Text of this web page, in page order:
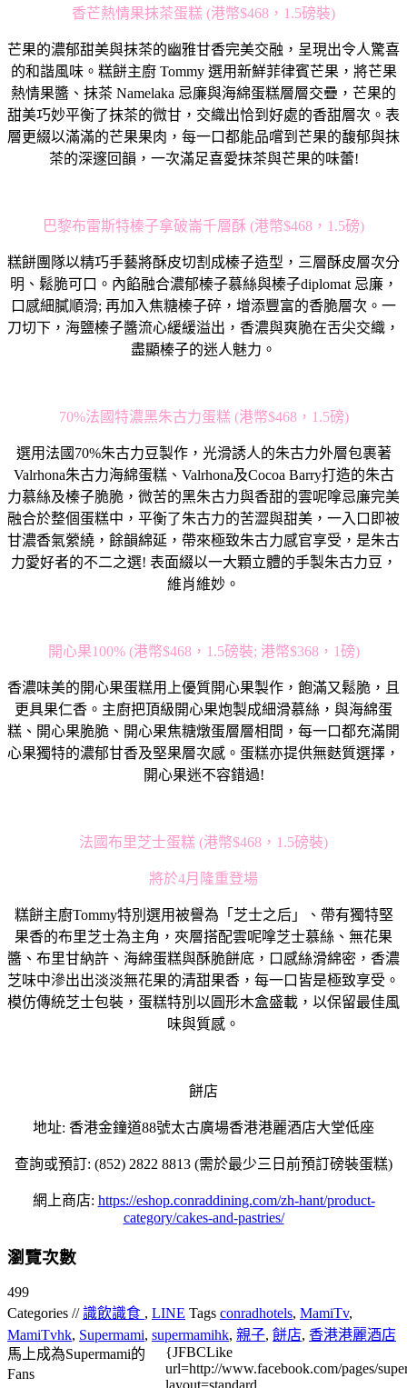
香芒熱情果抹茶蛋糕 (港幣$468，1.5磅裝)
芒果的濃郁甜美與抹茶的幽雅甘香完美交融，呈現出令人驚喜
的和諧風味。糕餅主廚 Tommy 選用新鮮菲律賓芒果，將芒果
熱情果醬、抹茶 Namelaka 忌廉與海綿蛋糕層層交疊，芒果的
甜美巧妙平衡了抹茶的微甘，交織出恰到好處的香甜層次。表
層更綴以滿滿的芒果果肉，每一口都能品嚐到芒果的馥郁與抹
茶的深邃回韻，一次滿足喜愛抹茶與芒果的味蕾!
巴黎布雷斯特榛子拿破崙千層酥 (港幣$468，1.5磅)
糕餅團隊以精巧手藝將酥皮切割成榛子造型，三層酥皮層次分
明、鬆脆可口。內餡融合濃郁榛子慕絲與榛子diplomat 忌廉，
口感細膩順滑; 再加入焦糖榛子碎，增添豐富的香脆層次。一
刀切下，海鹽榛子醬流心緩緩溢出，香濃與爽脆在舌尖交織，
盡顯榛子的迷人魅力。
70%法國特濃黑朱古力蛋糕 (港幣$468，1.5磅)
選用法國70%朱古力豆製作，光滑誘人的朱古力外層包裹著
Valrhona朱古力海綿蛋糕、Valrhona及Cocoa Barry打造的朱古
力慕絲及榛子脆脆，微苦的黑朱古力與香甜的雲呢嗱忌廉完美
融合於整個蛋糕中，平衡了朱古力的苦澀與甜美，一入口即被
甘濃香氣縈繞，餘韻綿延，帶來極致朱古力感官享受，是朱古
力愛好者的不二之選! 表面綴以一大顆立體的手製朱古力豆，
維肖維妙。
開心果100% (港幣$468，1.5磅裝; 港幣$368，1磅)
香濃味美的開心果蛋糕用上優質開心果製作，飽滿又鬆脆，且
更具果仁香。主廚把頂級開心果炮製成細滑慕絲，與海綿蛋
糕、開心果脆脆、開心果焦糖燉蛋層層相間，每一口都充滿開
心果獨特的濃郁甘香及堅果層次感。蛋糕亦提供無麩質選擇，
開心果迷不容錯過!
法國布里芝士蛋糕 (港幣$468，1.5磅裝)
將於4月隆重登場
糕餅主廚Tommy特別選用被譽為「芝士之后」、帶有獨特堅
果香的布里芝士為主角，夾層搭配雲呢嗱芝士慕絲、無花果
醬、布里甘納許、海綿蛋糕與酥脆餅底，口感絲滑綿密，香濃
芝味中滲出出淡淡無花果的清甜果香，每一口皆是極致享受。
模仿傳統芝士包裝，蛋糕特別以圓形木盒盛載，以保留最佳風
味與質感。
餅店
地址: 香港金鐘道88號太古廣場香港港麗酒店大堂低座
查詢或預訂: (852) 2822 8813 (需於最少三日前預訂磅裝蛋糕)
網上商店: https://eshop.conraddining.com/zh-hant/product-
category/cakes-and-pastries/
瀏覽次數
499
Categories //識飲識食 , LINE Tags conradhotels, MamiTv,
MamiTvhk, Supermami, supermamihk, 親子, 餅店, 香港港麗酒店
馬上成為Supermami的
Fans
{JFBCLike
url=http://www.facebook.com/pages/